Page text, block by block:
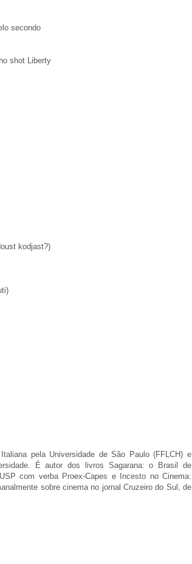
secondo
shot Liberty
kodjast?)
pela Universidade de São Paulo (FFLCH) e
É autor dos livros Sagarana: o Brasil de
com verba Proex-Capes e Incesto no Cinema:
sobre cinema no jornal Cruzeiro do Sul, de